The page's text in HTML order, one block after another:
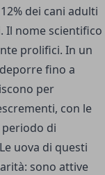
dei cani adulti
Il nome scientifico
prolifici. In un
fino a
per
con le
di
uova di questi
sono attive